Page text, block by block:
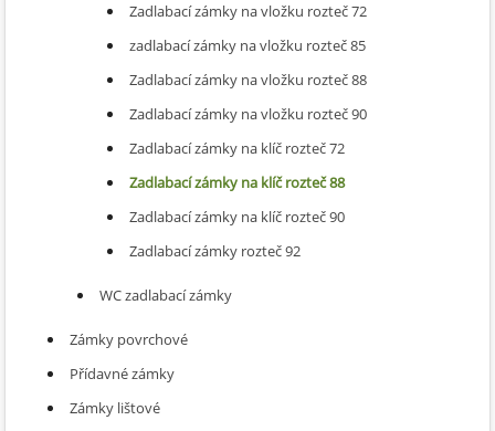
Zadlabací zámky na vložku rozteč 72
zadlabací zámky na vložku rozteč 85
Zadlabací zámky na vložku rozteč 88
Zadlabací zámky na vložku rozteč 90
Zadlabací zámky na klíč rozteč 72
Zadlabací zámky na klíč rozteč 88
Zadlabací zámky na klíč rozteč 90
Zadlabací zámky rozteč 92
WC zadlabací zámky
Zámky povrchové
Přídavné zámky
Zámky lištové